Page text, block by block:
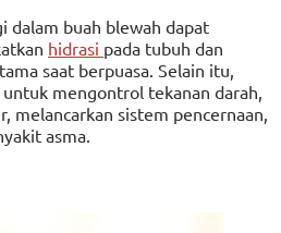
dalam buah blewah dapat
hidrasi pada tubuh dan
saat berpuasa. Selain itu,
mengontrol tekanan darah,
melancarkan sistem pencernaan,
asma.